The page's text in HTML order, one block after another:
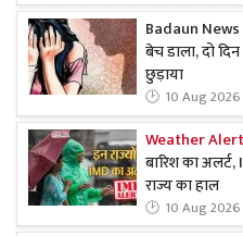
Badaun News
बेच डाला, दो
छुड़ाया
10 Aug
Weather
बारिश का
राज्य का हाल
10 Aug 2026